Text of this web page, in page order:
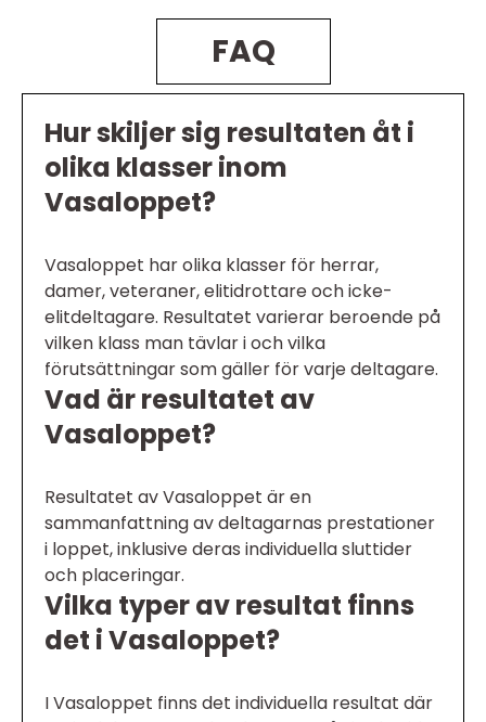
FAQ
Hur skiljer sig resultaten åt i
olika klasser inom
Vasaloppet?
Vasaloppet har olika klasser för herrar,
damer, veteraner, elitidrottare och icke-
elitdeltagare. Resultatet varierar beroende på
vilken klass man tävlar i och vilka
förutsättningar som gäller för varje deltagare.
Vad är resultatet av
Vasaloppet?
Resultatet av Vasaloppet är en
sammanfattning av deltagarnas prestationer
i loppet, inklusive deras individuella sluttider
och placeringar.
Vilka typer av resultat finns
det i Vasaloppet?
I Vasaloppet finns det individuella resultat där